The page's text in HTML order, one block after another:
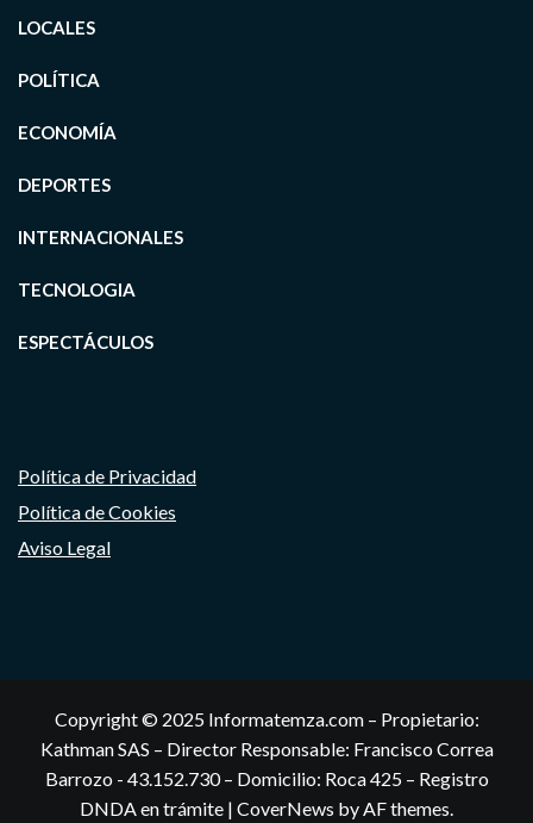
LOCALES
POLÍTICA
ECONOMÍA
DEPORTES
INTERNACIONALES
TECNOLOGIA
ESPECTÁCULOS
Política de Privacidad
Política de Cookies
Aviso Legal
Copyright © 2025 Informatemza.com – Propietario:
Kathman SAS – Director Responsable: Francisco Correa
Barrozo - 43.152.730 – Domicilio: Roca 425 – Registro
DNDA en trámite | CoverNews by AF themes.